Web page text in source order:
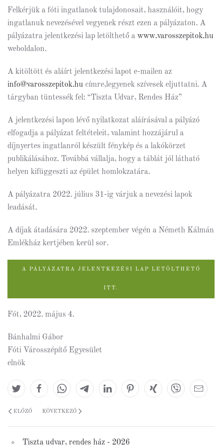
Felkérjük a fóti ingatlanok tulajdonosait, használóit, hogy
ingatlanuk nevezésével vegyenek részt ezen a pályázaton. A
pályázatra jelentkezési lap letölthető a www.varosszepitok.hu
weboldalon.
A kitöltött és aláírt jelentkezési lapot e-mailen az
info@varosszepitok.hu címre,legyenek szívesek eljuttatni. A
tárgyban tüntessék fel: “Tiszta Udvar, Rendes Ház”
A jelentkezési lapon lévő nyilatkozat aláírásával a pályázó
elfogadja a pályázat feltételeit, valamint hozzájárul a
díjnyertes ingatlanról készült fénykép és a lakókörzet
publikálásához. Továbbá vállalja, hogy a táblát jól látható
helyen kifüggeszti az épület homlokzatára.
A pályázatra 2022. július 31-ig várjuk a nevezési lapok
leadását.
A díjak átadására 2022. szeptember végén a Németh Kálmán
Emlékház kertjében kerül sor.
A PÁLYÁZATRA JELENTKEZÉSI LAP LETÖLTHETŐ
ITT.
Fót, 2022. május 4.
Bánhalmi Gábor
Fóti Városszépítő Egyesület
elnök
ELŐZŐ KÖVETKEZŐ
Tiszta udvar, rendes ház - 2026